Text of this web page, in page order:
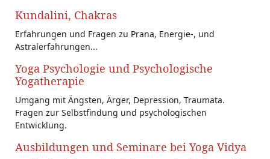
Kundalini, Chakras
Erfahrungen und Fragen zu Prana, Energie-, und
Astralerfahrungen...
Yoga Psychologie und Psychologische
Yogatherapie
Umgang mit Ängsten, Ärger, Depression, Traumata.
Fragen zur Selbstfindung und psychologischen
Entwicklung.
Ausbildungen und Seminare bei Yoga Vidya